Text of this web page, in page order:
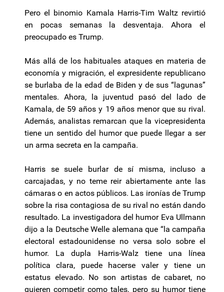
Pero el binomio Kamala Harris-Tim Waltz revirtió
en pocas semanas la desventaja. Ahora el
preocupado es Trump.
Más allá de los habituales ataques en materia de
economía y migración, el expresidente republicano
se burlaba de la edad de Biden y de sus “lagunas”
mentales. Ahora, la juventud pasó del lado de
Kamala, de 59 años y 19 años menor que su rival.
Además, analistas remarcan que la vicepresidenta
tiene un sentido del humor que puede llegar a ser
un arma secreta en la campaña.
Harris se suele burlar de sí misma, incluso a
carcajadas, y no teme reir abiertamente ante las
cámaras o en actos públicos. Las ironías de Trump
sobre la risa contagiosa de su rival no están dando
resultado. La investigadora del humor Eva Ullmann
dijo a la Deutsche Welle alemana que “la campaña
electoral estadounidense no versa solo sobre el
humor. La dupla Harris-Walz tiene una línea
política clara, puede hacerse valer y tiene un
estatus elevado. No son artistas de cabaret, no
quieren competir como tales, pero su humor tiene